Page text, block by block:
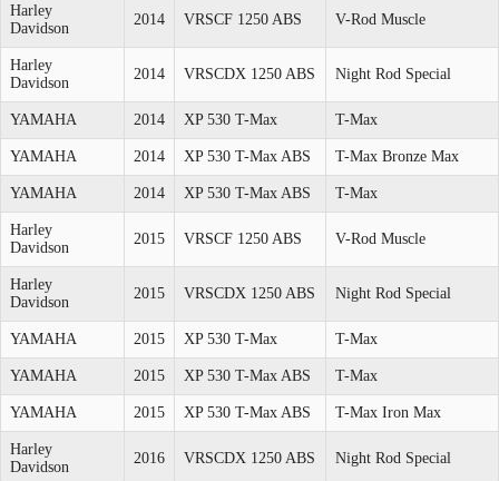
Harley
Davidson
2014 VRSCF 1250 ABS V-Rod Muscle
Harley
Davidson
2014 VRSCDX 1250 ABS Night Rod Special
YAMAHA 2014 XP 530 T-Max T-Max
YAMAHA 2014 XP 530 T-Max ABS T-Max Bronze Max
YAMAHA 2014 XP 530 T-Max ABS T-Max
Harley
Davidson
2015 VRSCF 1250 ABS V-Rod Muscle
Harley
Davidson
2015 VRSCDX 1250 ABS Night Rod Special
YAMAHA 2015 XP 530 T-Max T-Max
YAMAHA 2015 XP 530 T-Max ABS T-Max
YAMAHA 2015 XP 530 T-Max ABS T-Max Iron Max
Harley
Davidson
2016 VRSCDX 1250 ABS Night Rod Special